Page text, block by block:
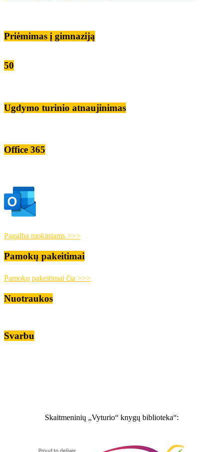
Priėmimas į gimnaziją
50
Ugdymo turinio atnaujinimas
Office 365
Pagalba mokiniams >>>
Pamokų pakeitimai
Pamokų pakeitimai čia >>>
Nuotraukos
Svarbu
Skaitmeninių „Vyturio“ knygų biblioteka“: